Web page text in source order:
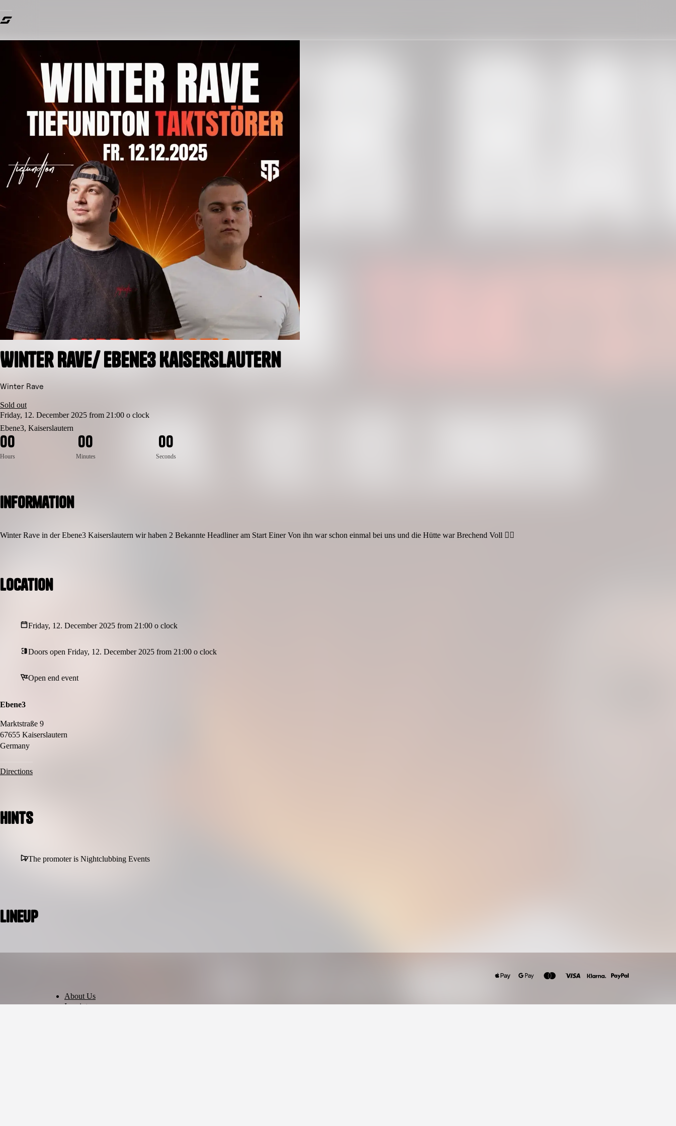
Winter Rave/ Ebene3 Kaiserslautern
Winter Rave
Sold out
Friday, 12. December 2025 from 21:00 o clock
Ebene3, Kaiserslautern
00
Hours
00
Minutes
00
Seconds
Information
Winter Rave in der Ebene3 Kaiserslautern wir haben 2 Bekannte Headliner am Start Einer Von ihn war schon einmal bei uns und die Hütte war Brechend Voll ❤️‍🔥
Location
Friday, 12. December 2025 from 21:00 o clock
Doors open Friday, 12. December 2025 from 21:00 o clock
Open end event
Ebene3
Marktstraße 9
67655 Kaiserslautern
Germany
Directions
Hints
The promoter is Nightclubbing Events
Lineup
About Us
Imprint